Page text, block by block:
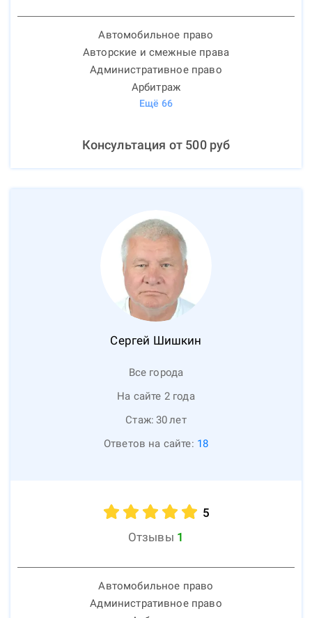
Автомобильное право
Авторские и смежные права
Административное право
Арбитраж
Ещё 66
Консультация от 500руб
Сергей Шишкин
Все города
На сайте 2 года
Стаж: 30лет
Ответов на сайте: 18
5
Отзывы 1
Автомобильное право
Административное право